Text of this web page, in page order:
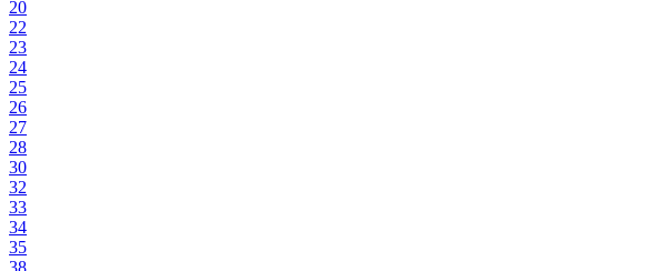
20
22
23
24
25
26
27
28
30
32
33
34
35
38